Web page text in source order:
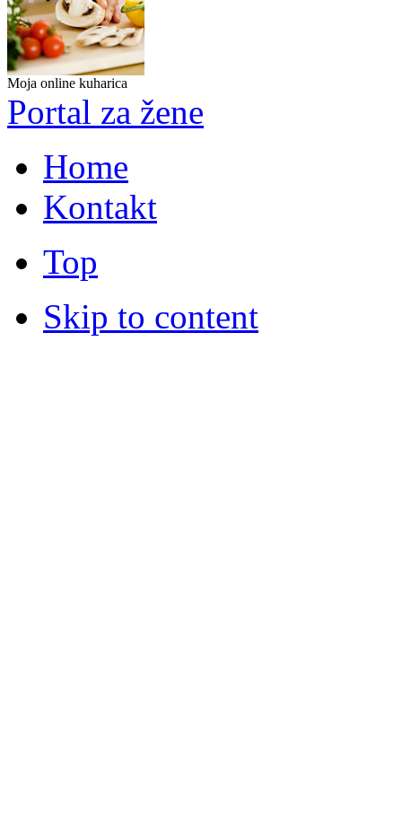
Moja online kuharica
Portal za žene
Home
Kontakt
Top
Skip to content